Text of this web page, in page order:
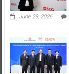
June 29, 2026